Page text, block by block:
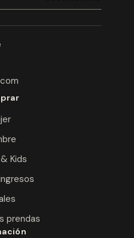
Kids
prendas